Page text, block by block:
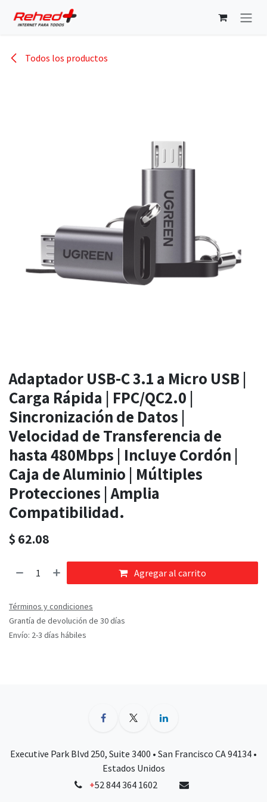
Todos los productos
Adaptador USB-C 3.1 a Micro USB |
Carga Rápida | FPC/QC2.0 |
Sincronización de Datos |
Velocidad de Transferencia de
hasta 480Mbps | Incluye Cordón |
Caja de Aluminio | Múltiples
Protecciones | Amplia
Compatibilidad.
$ 62.08
Agregar al carrito
Términos y condiciones
Grantía de devolución de 30 días
Envío: 2-3 días hábiles
Executive Park Blvd 250, Suite 3400 • San Francisco CA 94134 •
Estados Unidos
+52 844 364 1602